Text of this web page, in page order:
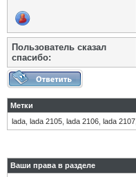
Пользователь сказал
cпасибо:
Метки
lada lada 2105 lada 2106 lada 2107
Ваши права в разделе